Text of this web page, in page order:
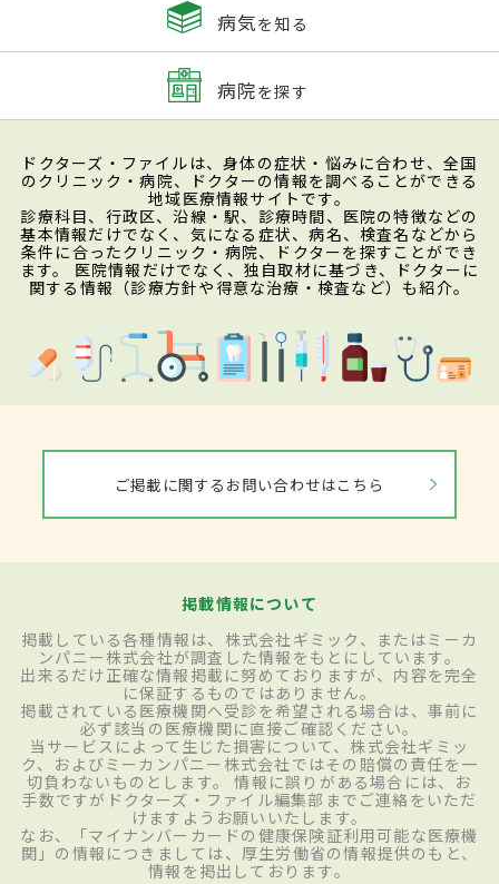
病気を知る
病院を探す
ドクターズ・ファイルは、身体の症状・悩みに合わせ、全国
のクリニック・病院、ドクターの情報を調べることができる
地域医療情報サイトです。
診療科目、行政区、沿線・駅、診療時間、医院の特徴などの
基本情報だけでなく、気になる症状、病名、検査名などから
条件に合ったクリニック・病院、ドクターを探すことができ
ます。 医院情報だけでなく、独自取材に基づき、ドクターに
関する情報（診療方針や得意な治療・検査など）も紹介。
ご掲載に関するお問い合わせはこちら
掲載情報について
掲載している各種情報は、株式会社ギミック、またはミーカ
ンパニー株式会社が調査した情報をもとにしています。
出来るだけ正確な情報掲載に努めておりますが、内容を完全
に保証するものではありません。
掲載されている医療機関へ受診を希望される場合は、事前に
必ず該当の医療機関に直接ご確認ください。
当サービスによって生じた損害について、株式会社ギミッ
ク、およびミーカンパニー株式会社ではその賠償の責任を一
切負わないものとします。 情報に誤りがある場合には、お
手数ですがドクターズ・ファイル編集部までご連絡をいただ
けますようお願いいたします。
なお、「マイナンバーカードの健康保険証利用可能な医療機
関」の情報につきましては、厚生労働省の情報提供のもと、
情報を掲出しております。